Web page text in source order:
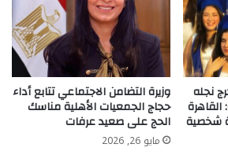
نجله
القاهرة
شخصية
وزيرة التضامن الاجتماعي تتابع أداء
حجاج الجمعيات الأهلية مناسك
الحج على صعيد عرفات
مايو 26, 2026